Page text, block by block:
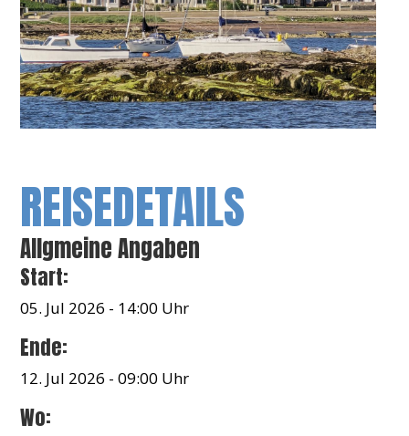
REISEDETAILS
Allgmeine Angaben
Start:
05. Jul 2026 - 14:00 Uhr
Ende:
12. Jul 2026 - 09:00 Uhr
Wo: